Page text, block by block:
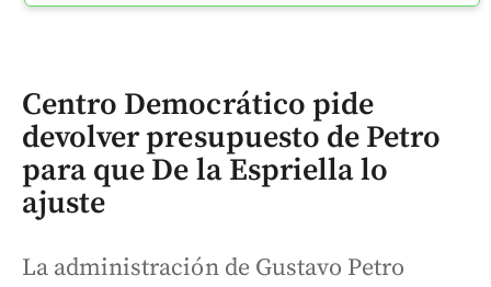
Centro Democrático pide
devolver presupuesto de Petro
para que De la Espriella lo
ajuste
La administración de Gustavo Petro